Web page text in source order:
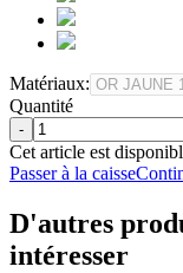
Matériaux:
Quantité
-
Cet article est
Passer à la caisse
D'autres
intéresser